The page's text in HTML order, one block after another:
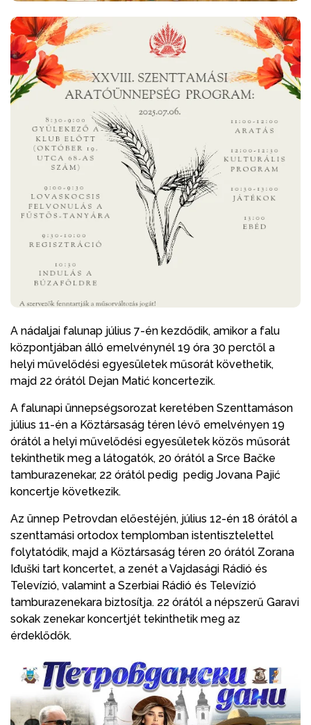
A nádaljai falunap július 7-én kezdődik, amikor a falu
központjában álló emelvénynél 19 óra 30 perctől a
helyi művelődési egyesületek műsorát követhetik,
majd 22 órától Dejan Matić koncertezik.
A falunapi ünnepségsorozat keretében Szenttamáson
július 11-én a Köztársaság téren lévő emelvényen 19
órától a helyi művelődési egyesületek közös műsorát
tekinthetik meg a látogatók, 20 órától a Srce Bačke
tamburazenekar, 22 órától pedig pedig Jovana Pajić
koncertje következik.
Az ünnep Petrovdan előestéjén, július 12-én 18 órától a
szenttamási ortodox templomban istentisztelettel
folytatódik, majd a Köztársaság téren 20 órától Zorana
Iđuški tart koncertet, a zenét a Vajdasági Rádió és
Televízió, valamint a Szerbiai Rádió és Televízió
tamburazenekara biztosítja. 22 órától a népszerű Garavi
sokak zenekar koncertjét tekinthetik meg az
érdeklődők.